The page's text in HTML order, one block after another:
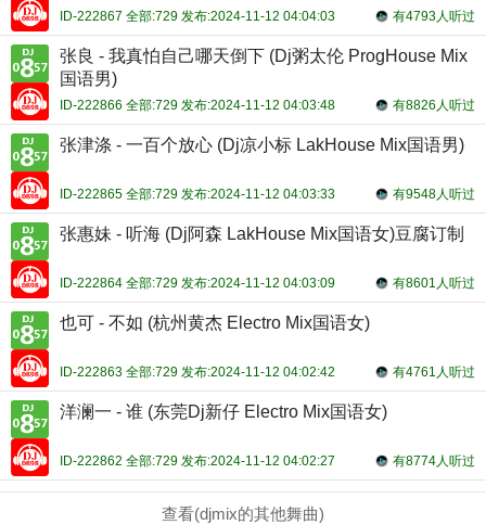
有4793人听过
ID-222867 全部:729 发布:2024-11-12 04:04:03
张良 - 我真怕自己哪天倒下 (Dj粥太伦 ProgHouse Mix
国语男)
有8826人听过
ID-222866 全部:729 发布:2024-11-12 04:03:48
张津涤 - 一百个放心 (Dj凉小标 LakHouse Mix国语男)
有9548人听过
ID-222865 全部:729 发布:2024-11-12 04:03:33
张惠妹 - 听海 (Dj阿森 LakHouse Mix国语女)豆腐订制
有8601人听过
ID-222864 全部:729 发布:2024-11-12 04:03:09
也可 - 不如 (杭州黄杰 Electro Mix国语女)
有4761人听过
ID-222863 全部:729 发布:2024-11-12 04:02:42
洋澜一 - 谁 (东莞Dj新仔 Electro Mix国语女)
有8774人听过
ID-222862 全部:729 发布:2024-11-12 04:02:27
查看(djmix的其他舞曲)